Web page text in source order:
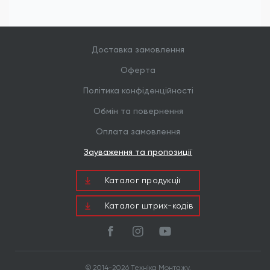
Доставка замовлення
Оферта
Політика конфіденційності
Обмін та повернення
Оплата замовлення
Зауваження та пропозиції
Каталог продукцiї
Каталог штрих-кодів
© 2014-2026 Техніка Монтажу.